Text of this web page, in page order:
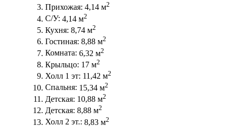
Прихожая: 4,14 м2
С/У: 4,14 м2
Кухня: 8,74 м2
Гостиная: 8,88 м2
Комната: 6,32 м2
Крыльцо: 17 м2
Холл 1 эт: 11,42 м2
Спальня: 15,34 м2
Детская: 10,88 м2
Детская: 8,88 м2
Холл 2 эт.: 8,83 м2